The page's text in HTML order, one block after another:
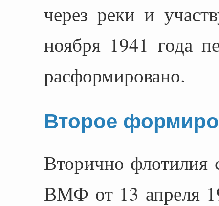
через реки и
ноября 1941 года
расформировано.
Второе
Вторично флотилия
ВМФ от 13 апреля